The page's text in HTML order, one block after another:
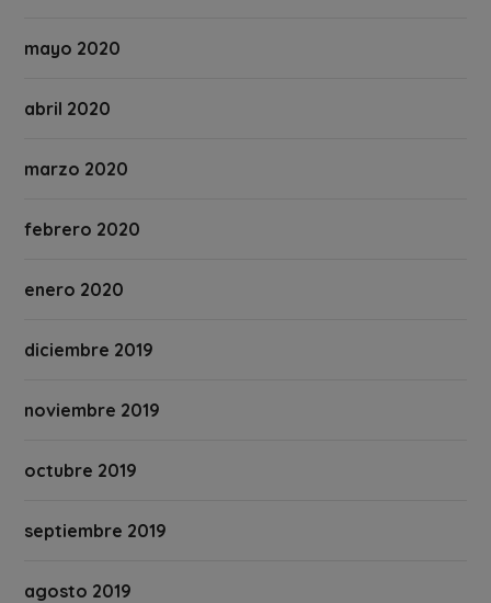
mayo 2020
abril 2020
marzo 2020
febrero 2020
enero 2020
diciembre 2019
noviembre 2019
octubre 2019
septiembre 2019
agosto 2019